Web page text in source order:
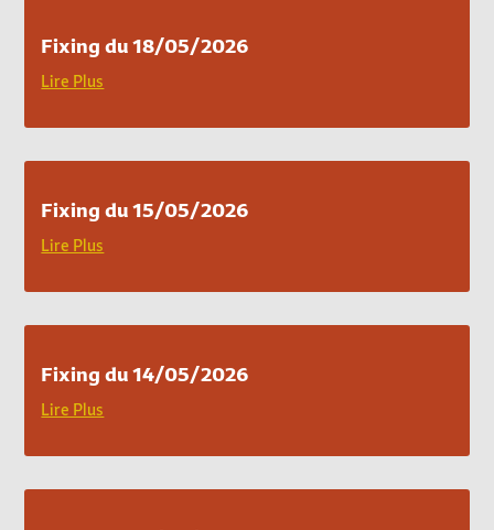
Fixing du 18/05/2026
Lire Plus
Fixing du 15/05/2026
Lire Plus
Fixing du 14/05/2026
Lire Plus